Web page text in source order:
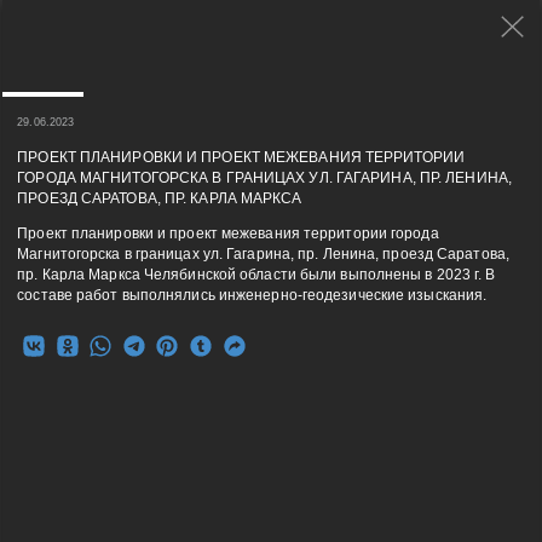
29.06.2023
ПРОЕКТ ПЛАНИРОВКИ И ПРОЕКТ МЕЖЕВАНИЯ ТЕРРИТОРИИ
ГОРОДА МАГНИТОГОРСКА В ГРАНИЦАХ УЛ. ГАГАРИНА, ПР. ЛЕНИНА,
ПРОЕЗД САРАТОВА, ПР. КАРЛА МАРКСА
Проект планировки и проект межевания территории города
Магнитогорска в границах ул. Гагарина, пр. Ленина, проезд Саратова,
пр. Карла Маркса Челябинской области были выполнены в 2023 г. В
составе работ выполнялись инженерно-геодезические изыскания.